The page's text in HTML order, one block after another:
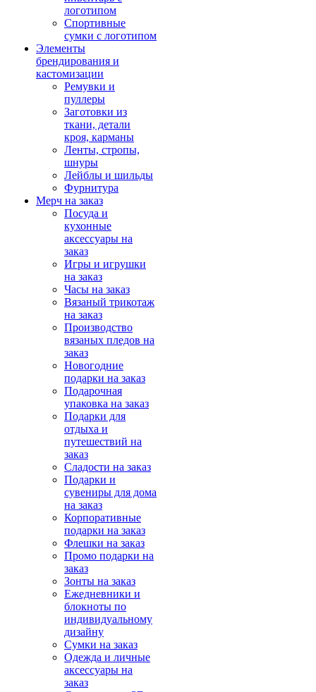
логотипом
Спортивные
сумки с логотипом
Элементы
брендирования и
кастомизации
Ремувки и
пуллеры
Заготовки из
ткани, детали
кроя, карманы
Ленты, стропы,
шнуры
Лейблы и шильды
Фурнитура
Мерч на заказ
Посуда и
кухонные
аксессуары на
заказ
Игры и игрушки
на заказ
Часы на заказ
Вязаный трикотаж
на заказ
Производство
вязаных пледов на
заказ
Новогодние
подарки на заказ
Подарочная
упаковка на заказ
Подарки для
отдыха и
путешествий на
заказ
Сладости на заказ
Подарки и
сувениры для дома
на заказ
Корпоративные
подарки на заказ
Флешки на заказ
Промо подарки на
заказ
Зонты на заказ
Ежедневники и
блокноты по
индивидуальному
дизайну
Сумки на заказ
Одежда и личные
аксессуары на
заказ